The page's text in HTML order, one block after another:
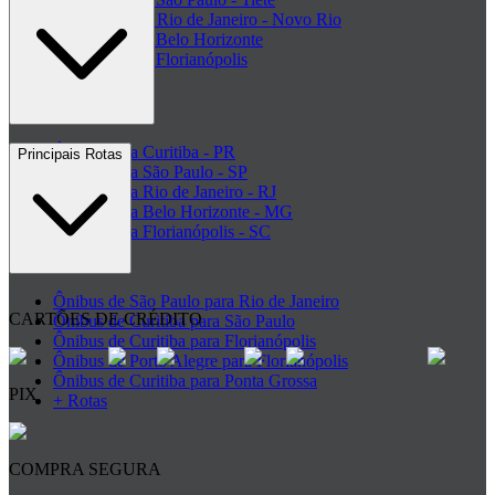
Rodoviária do Rio de Janeiro - Novo Rio
Rodoviária de Belo Horizonte
Rodoviária de Florianópolis
+ Rodoviárias
Ônibus para Curitiba - PR
Ônibus para São Paulo - SP
Ônibus para Rio de Janeiro - RJ
Ônibus para Belo Horizonte - MG
Ônibus para Florianópolis - SC
Principais Rotas
Ônibus de São Paulo para Rio de Janeiro
Ônibus de Curitiba para São Paulo
Ônibus de Curitiba para Florianópolis
Ônibus de Porto Alegre para Florianópolis
Ônibus de Curitiba para Ponta Grossa
+ Rotas
CARTÕES DE CRÉDITO
PIX
COMPRA SEGURA